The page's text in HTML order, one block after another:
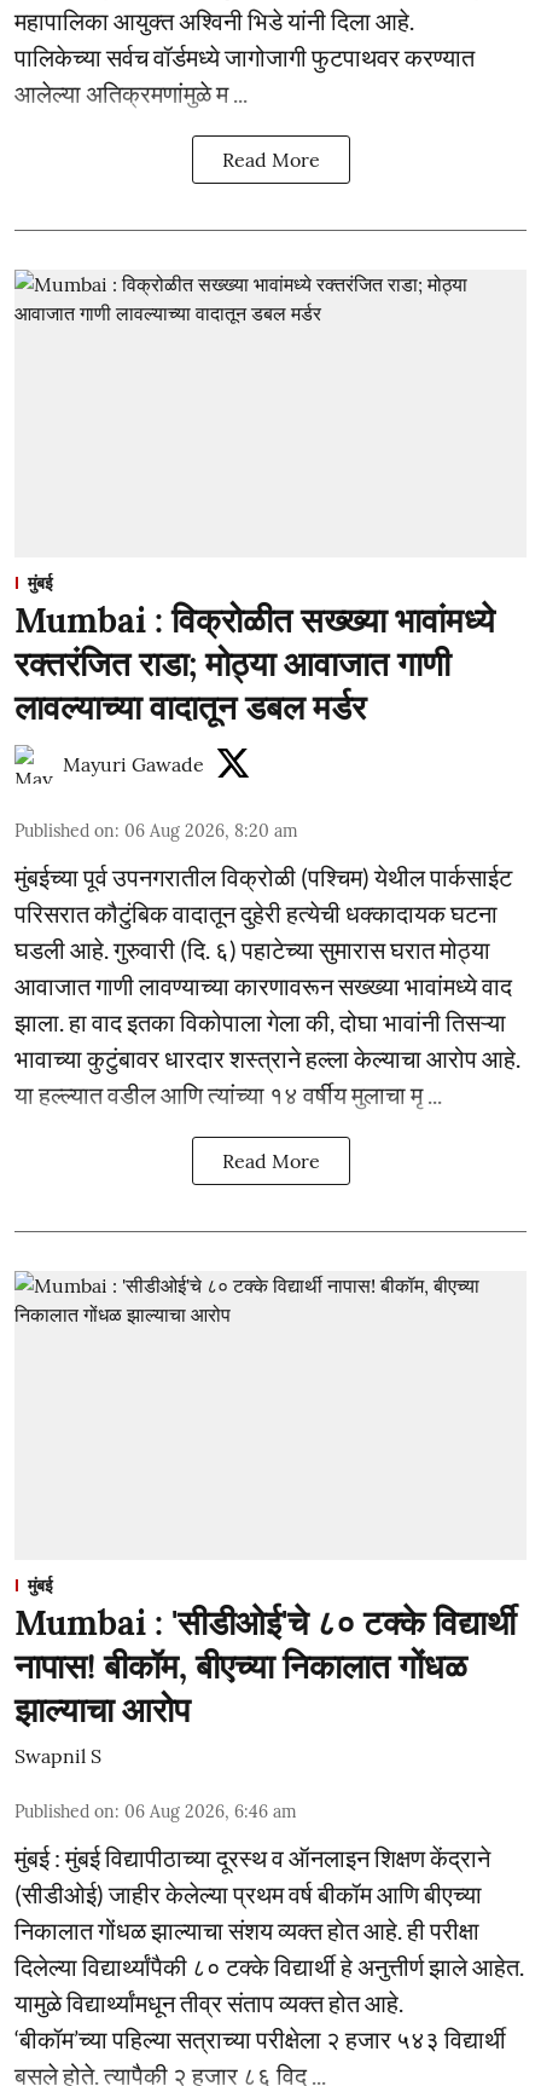
महापालिका आयुक्त अश्विनी भिडे यांनी दिला आहे.
पालिकेच्या सर्वच वॉर्डमध्ये जागोजागी फुटपाथवर करण्यात
आलेल्या अतिक्रमणांमुळे म ...
Read More
मुंबई
Mumbai : विक्रोळीत सख्ख्या भावांमध्ये
रक्तरंजित राडा; मोठ्या आवाजात गाणी
लावल्याच्या वादातून डबल मर्डर
Mayuri Gawade
Published on: 06 Aug 2026, 8:20 am
मुंबईच्या पूर्व उपनगरातील विक्रोळी (पश्चिम) येथील पार्कसाईट
परिसरात कौटुंबिक वादातून दुहेरी हत्येची धक्कादायक घटना
घडली आहे. गुरुवारी (दि. ६) पहाटेच्या सुमारास घरात मोठ्या
आवाजात गाणी लावण्याच्या कारणावरून सख्ख्या भावांमध्ये वाद
झाला. हा वाद इतका विकोपाला गेला की, दोघा भावांनी तिसऱ्या
भावाच्या कुटुंबावर धारदार शस्त्राने हल्ला केल्याचा आरोप आहे.
या हल्ल्यात वडील आणि त्यांच्या १४ वर्षीय मुलाचा मृ ...
Read More
मुंबई
Mumbai : 'सीडीओई'चे ८० टक्के विद्यार्थी
नापास! बीकॉम, बीएच्या निकालात गोंधळ
झाल्याचा आरोप
Swapnil S
Published on: 06 Aug 2026, 6:46 am
मुंबई : मुंबई विद्यापीठाच्या दूरस्थ व ऑनलाइन शिक्षण केंद्राने
(सीडीओई) जाहीर केलेल्या प्रथम वर्ष बीकॉम आणि बीएच्या
निकालात गोंधळ झाल्याचा संशय व्यक्त होत आहे. ही परीक्षा
दिलेल्या विद्यार्थ्यांपैकी ८० टक्के विद्यार्थी हे अनुत्तीर्ण झाले आहेत.
यामुळे विद्यार्थ्यांमधून तीव्र संताप व्यक्त होत आहे.
‘बीकॉम’च्या पहिल्या सत्राच्या परीक्षेला २ हजार ५४३ विद्यार्थी
बसले होते. त्यापैकी २ हजार ८६ विद् ...